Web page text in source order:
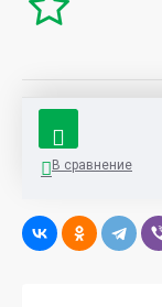
В сравнение